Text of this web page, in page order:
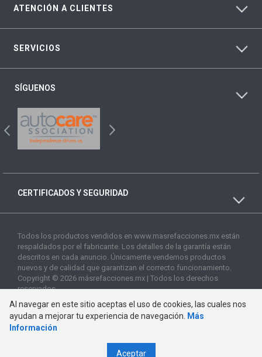
ATENCIÓN A CLIENTES
SERVICIOS
SÍGUENOS
CERTIFICADOS Y SEGURIDAD
Todos los productos vendidos en www.masrefacciones.mx están
respaldados por el fabricante. Los detalles de la garantía están
descritos en cada anuncio. Únicamente vendemos productos
nuevos y de calidad que garantizan el correcto funcionamiento.
Copyright © 2026 másrefacciones.mx | Todos los derechos
reservados
Al navegar en este sitio aceptas el uso de cookies, las cuales nos
ayudan a mejorar tu experiencia de navegación.
Más
Información
Aceptar